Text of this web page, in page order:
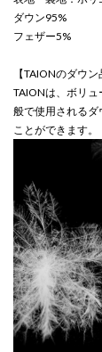
ダウン95%
フェザー5%
【TAIONのダウン
TAIONは、ボリ
般で使用されるダ
ことができます。